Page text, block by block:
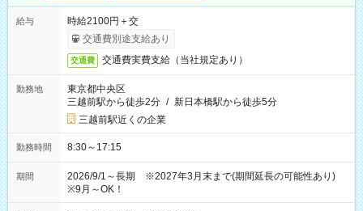
給与
時給2100円＋交
交通費別途支給あり
交通費 交通費実費支給（当社規定あり）
勤務地
東京都中央区
三越前駅から徒歩2分 / 新日本橋駅から徒歩5分
三越前駅近くの企業
勤務時間 8:30～17:15
期間
2026/9/1～長期 ※2027年3月末まで(期間延長の可能性あり)
※9月～OK！